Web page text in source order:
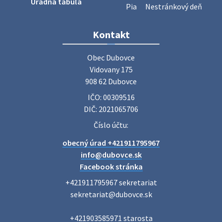
Zájazd do Veľkého Medera
Základná organizácia Únie žien Slovenska Dubovce
srdečne pozýva svoje členky, ich rodinných príslušníkov aj
priateľov na jednodňový zájazd na termálne kúpalisko
Poradne komplexnej pomoci
diskrétne komplexné odborné poradenstvo. Tím
odborníkov Vám pomôžte nájsť riešenie v piatich kľúčových
oblastiach: právo rodina a v…
Pia
Nestránkový deň
Kontakt
Obec Dubovce
Vidovany 175
908 62 Dubovce
IČO: 00309516
DIČ: 2021065706
Číslo účtu:
obecný úrad +421911795967
info@dubovce.sk
Facebook stránka
+421911795967 sekretariat
sekretariat@dubovce.sk
+421903585971 starosta